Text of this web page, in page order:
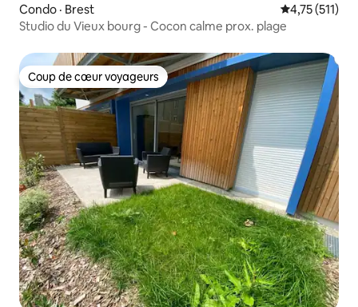
Condo · Brest Note
4,75 (511)
Studio du Vieux bourg - Cocon calme prox. plage
Coup de cœur voyageurs
Coup de cœur voyageurs